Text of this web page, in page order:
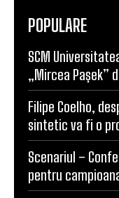
POPULARE
SCM
„Mircea Pașek”
Filipe Coelho,
sintetic va fi o
Scenariul –
pentru